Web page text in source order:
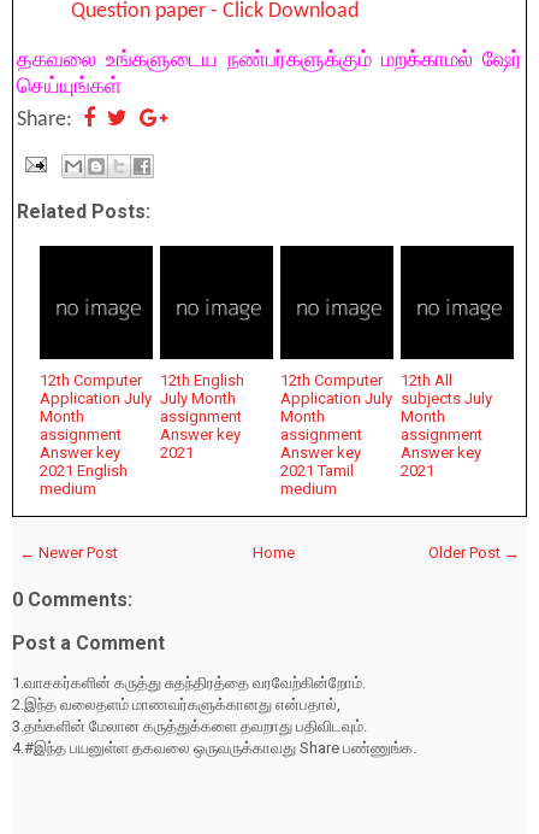
Question paper - Click Download
தகவலை உங்களுடைய நண்பர்களுக்கும் மறக்காமல் ஷேர்
செய்யுங்கள்
Share:
Related Posts:
12th Computer
Application July
Month
assignment
Answer key
2021 English
medium
12th English
July Month
assignment
Answer key
2021
12th Computer
Application July
Month
assignment
Answer key
2021 Tamil
medium
12th All
subjects July
Month
assignment
Answer key
2021
← Newer Post Older Post →
Home
0 Comments:
Post a Comment
1.வாசகர்களின் கருத்து சுதந்திரத்தை வரவேற்கின்றோம்.
2.இந்த வலைதளம் மாணவர்களுக்கானது என்பதால்,
3.தங்களின் மேலான கருத்துக்களை தவறாது பதிவிடவும்.
4.#இந்த பயனுள்ள தகவலை ஒருவருக்காவது Share பண்ணுங்க.